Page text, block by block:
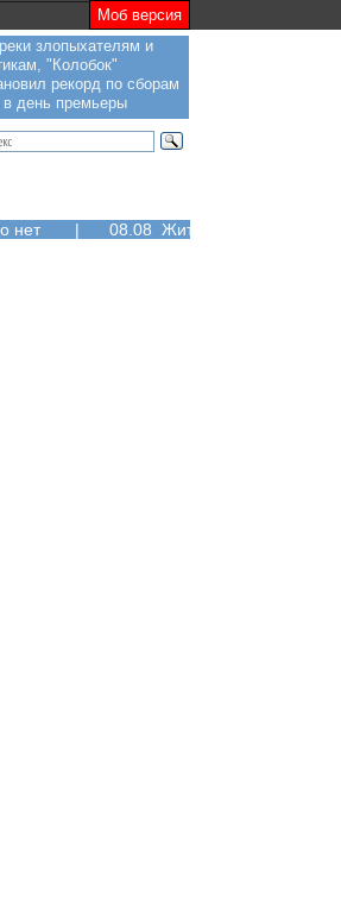
Моб версия
злопыхателям и
"Колобок"
рекорд по сборам
день премьеры
нет | 08.08 Жители Курильских